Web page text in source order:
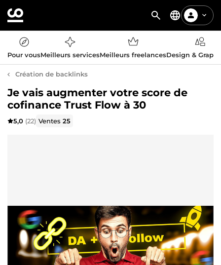
Pour vousMeilleurs servicesMeilleurs freelancesDesign &
Création de backlinks
Je vais augmenter votre score de
cofinance Trust Flow à 30
5,0 (22) Ventes25